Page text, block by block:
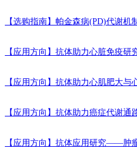
【选购指南】 帕金森病(PD)代谢机
【应用方向】 抗体助力心脏免疫
【应用方向】 抗体助力心肌肥大与
【应用方向】 抗体助力癌症代谢
【应用方向】 抗体应用研究——肿